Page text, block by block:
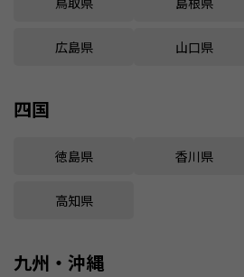
広島県 山口県
四国
徳島県 香川県
高知県
九州・沖縄